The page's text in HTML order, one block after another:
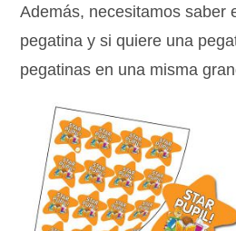
Además, necesitamos saber
pegatina y si quiere una
pegatinas en una misma